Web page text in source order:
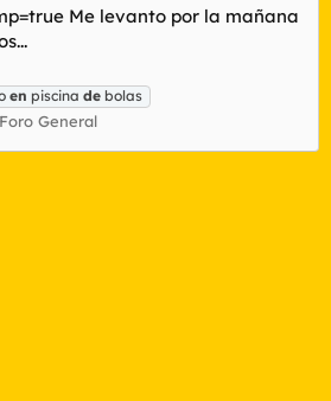
Me levanto por la mañana
en piscina de bolas
Foro General